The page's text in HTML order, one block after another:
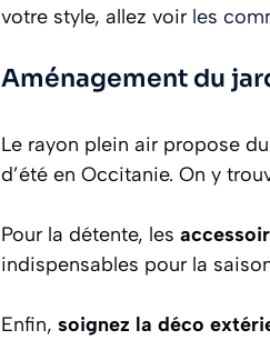
votre style, allez voir les
Aménagement du
Le rayon plein air propose du
d’été en Occitanie. On y
Pour la détente, les
indispensables pour la
Enfin, soignez la déco